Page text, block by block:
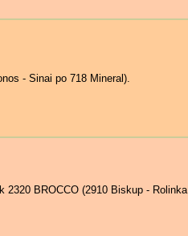
- Sinai po 718 Mineral).
BROCCO (2910 Biskup - Rolinka